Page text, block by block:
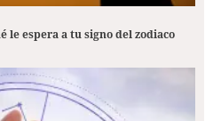
le espera a tu signo del zodiaco